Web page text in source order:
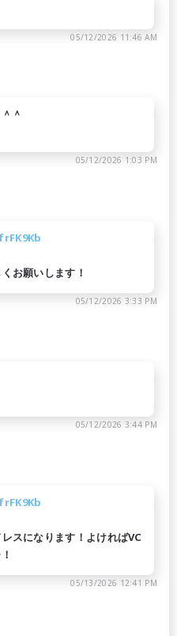
05/12/2026 11:46 AM
＾
05/12/2026 1:03 PM
お願いします！
05/12/2026 3:33 PM
05/12/2026 3:44 PM
スになります！よければVC
05/13/2026 12:41 PM